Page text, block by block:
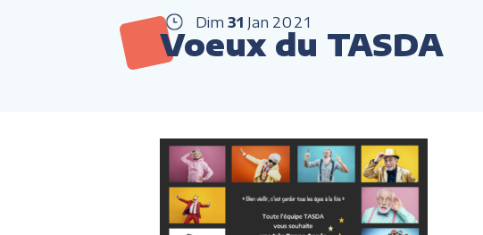
Dim 31 Jan 2021
Voeux du TASDA